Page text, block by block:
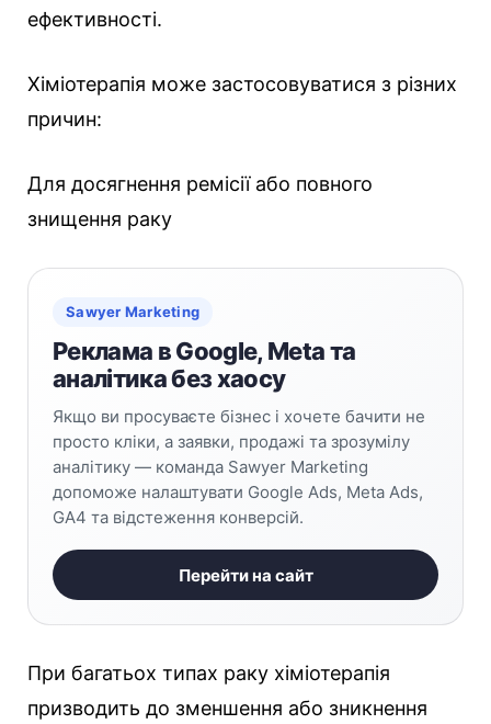
ефективності.
Хіміотерапія може застосовуватися з різних
причин:
Для досягнення ремісії або повного
знищення раку
Sawyer Marketing
Реклама в Google, Meta та
аналітика без хаосу
Якщо ви просуваєте бізнес і хочете бачити не
просто кліки, а заявки, продажі та зрозумілу
аналітику — команда Sawyer Marketing
допоможе налаштувати Google Ads, Meta Ads,
GA4 та відстеження конверсій.
Перейти на сайт
При багатьох типах раку хіміотерапія
призводить до зменшення або зникнення